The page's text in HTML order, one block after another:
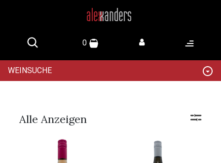
0
WEINSUCHE
Alle Anzeigen